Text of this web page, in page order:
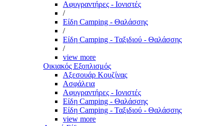
Αφυγραντήρες - Ιονιστές
/
Είδη Camping - Θαλάσσης
/
Είδη Camping - Ταξιδιού - Θαλάσσης
/
view more
Οικιακός Εξοπλισμός
Αξεσουάρ Κουζίνας
Ασφάλεια
Αφυγραντήρες - Ιονιστές
Είδη Camping - Θαλάσσης
Είδη Camping - Ταξιδιού - Θαλάσσης
view more